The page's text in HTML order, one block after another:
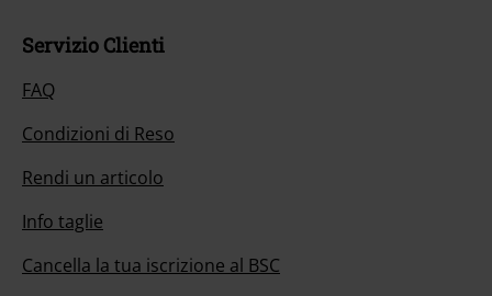
Servizio Clienti
FAQ
Condizioni di Reso
Rendi un articolo
Info taglie
Cancella la tua iscrizione al BSC